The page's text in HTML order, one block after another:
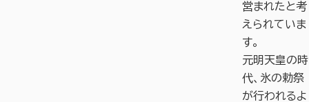
営まれたと考
えられていま
す。
元明天皇の時
代、氷の勅祭
が行われるよ